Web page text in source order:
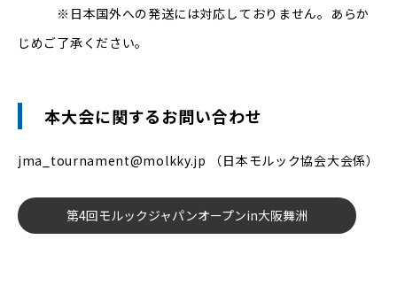
※日本国外への発送には対応しておりません。あらか
じめご了承ください。
本大会に関するお問い合わせ
jma_tournament@molkky.jp （日本モルック協会大会係）
第4回モルックジャパンオープンin大阪舞洲